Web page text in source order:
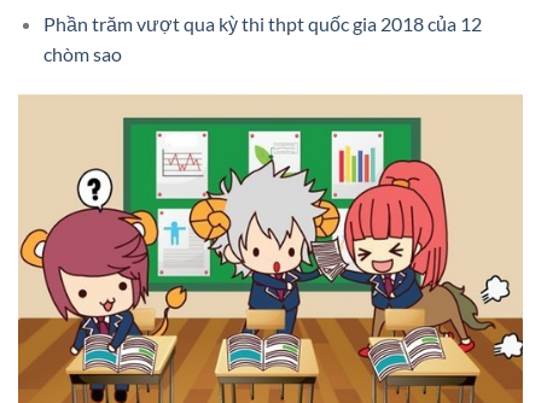
Phần trăm vượt qua kỳ thi thpt quốc gia 2018 của 12
chòm sao